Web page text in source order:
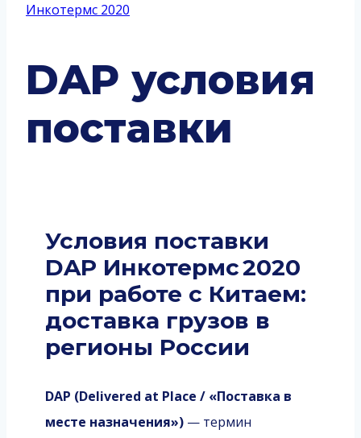
Инкотермс 2020
DAP условия
поставки
Условия поставки
DAP Инкотермс 2020
при работе с Китаем:
доставка грузов в
регионы России
DAP (Delivered at Place / «Поставка в
месте назначения») — термин